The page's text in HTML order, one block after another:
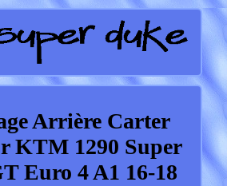
Arrière Carter
KTM 1290 Super
Euro 4 A1 16-18